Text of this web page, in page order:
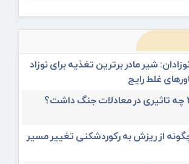
شیر مادر برترین تغذیه برای نوزاد
غلط رایج
عملیات نصر ۲ چه تاثیری در معادلات جنگ داشت؟
از ریزش به رکوردشکنی تغییر مسیر